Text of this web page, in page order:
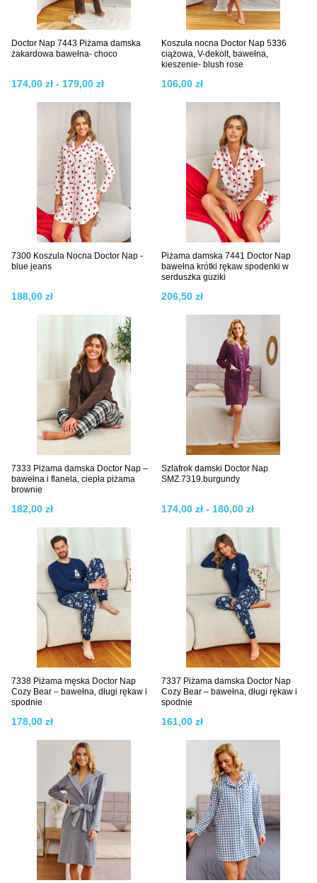
Doctor Nap 7443 Piżama damska
żakardowa bawełna- choco
174,00 zł - 179,00 zł
Koszula nocna Doctor Nap 5336
ciążowa, V-dekolt, bawełna,
kieszenie- blush rose
106,00 zł
7300 Koszula Nocna Doctor Nap -
blue jeans
188,00 zł
Piżama damska 7441 Doctor Nap
bawełna krótki rękaw spodenki w
serduszka guziki
206,50 zł
7333 Piżama damska Doctor Nap –
bawełna i flanela, ciepła piżama
brownie
182,00 zł
Szlafrok damski Doctor Nap
SMZ.7319.burgundy
174,00 zł - 180,00 zł
7338 Piżama męska Doctor Nap
Cozy Bear – bawełna, długi rękaw i
spodnie
178,00 zł
7337 Piżama damska Doctor Nap
Cozy Bear – bawełna, długi rękaw i
spodnie
161,00 zł